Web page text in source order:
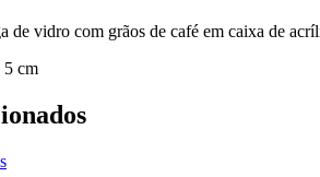
de vidro com grãos de café em caixa de
5 cm